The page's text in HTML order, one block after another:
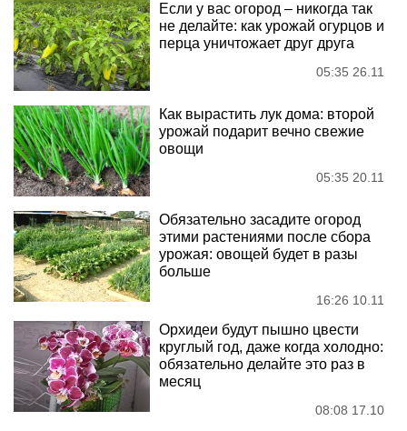
Если у вас огород – никогда так
не делайте: как урожай огурцов и
перца уничтожает друг друга
05:35 26.11
Как вырастить лук дома: второй
урожай подарит вечно свежие
овощи
05:35 20.11
Обязательно засадите огород
этими растениями после сбора
урожая: овощей будет в разы
больше
16:26 10.11
Орхидеи будут пышно цвести
круглый год, даже когда холодно:
обязательно делайте это раз в
месяц
08:08 17.10